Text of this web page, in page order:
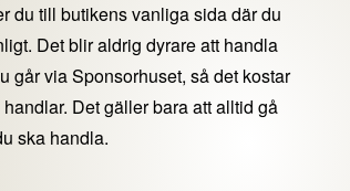
du till butikens vanliga sida där du
Det blir aldrig dyrare att handla
går via Sponsorhuset, så det kostar
Det gäller bara att alltid gå
ska handla.